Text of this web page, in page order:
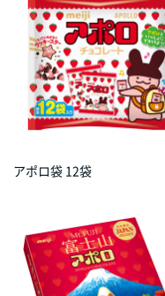
アポロ袋 12袋